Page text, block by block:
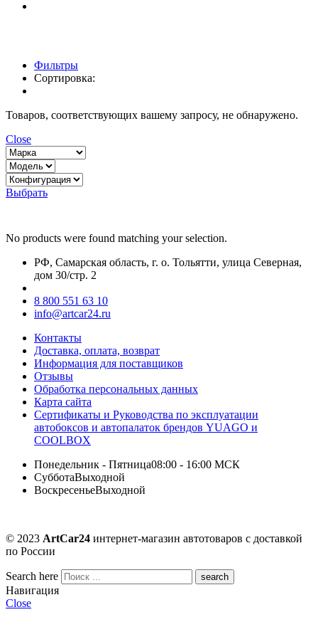
Фильтры
Сортировка:
Товаров, соответствующих вашему запросу, не обнаружено.
Close
Выбрать
No products were found matching your selection.
РФ, Самарская область, г. о. Тольятти, улица Северная,
дом 30/стр. 2
8 800 551 63 10
info@artcar24.ru
Контакты
Доставка, оплата, возврат
Информация для поставщиков
Отзывы
Обработка персональных данных
Карта сайта
Сертификаты и Руководства по эксплуатации
автобоксов и автопалаток брендов YUAGO и
COOLBOX
Понедельник - Пятница08:00 - 16:00 МСК
СубботаВыходной
ВоскресеньеВыходной
© 2023 ArtCar24 интернет-магазин автотоваров с доставкой
по России
Search here
Навигация
Close